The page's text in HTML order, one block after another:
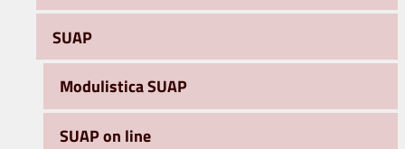
SUAP
Modulistica SUAP
SUAP on line